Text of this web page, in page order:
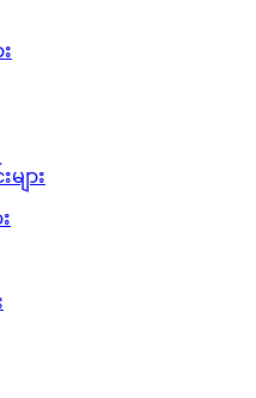
ျား